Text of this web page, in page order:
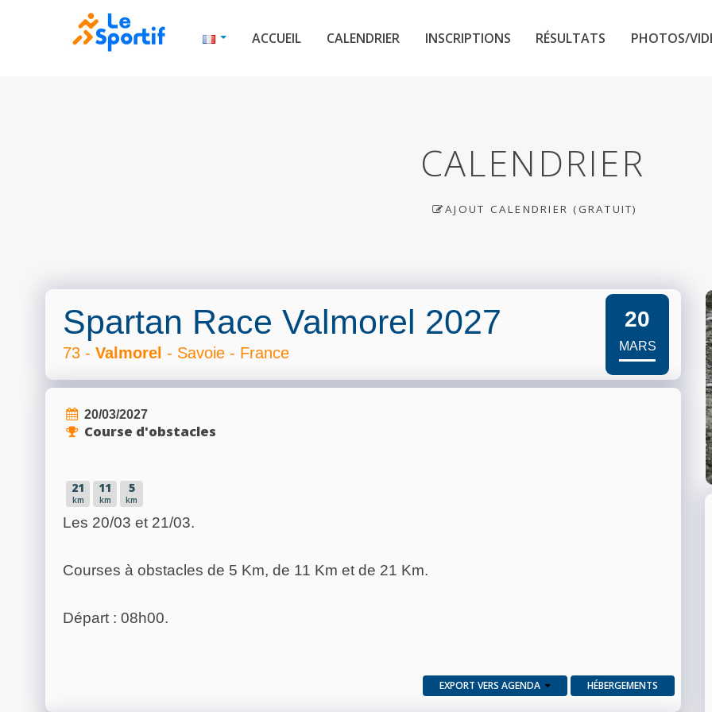
ACCUEIL CALENDRIER INSCRIPTIONS RÉSULTATS PHOTOS/
CALENDRIER
AJOUT CALENDRIER (GRATUIT)
Spartan Race Valmorel 2027
73 - Valmorel - Savoie - France
20
MARS
20/03/2027
Course d'obstacles
21
km
11
km
5
km
Les 20/03 et 21/03.
Courses à obstacles de 5 Km, de 11 Km et de 21 Km.
Départ : 08h00.
EXPORT VERS AGENDA HÉBERGEMENTS